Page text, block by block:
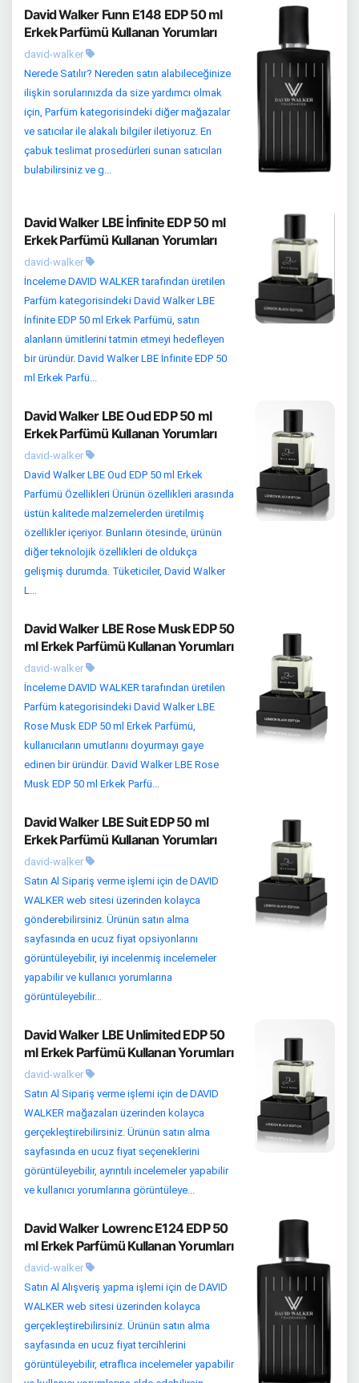
David Walker Funn E148 EDP 50 ml
Erkek Parfümü Kullanan Yorumları
david-walker
Nerede Satılır? Nereden satın alabileceğinize
ilişkin sorularınızda da size yardımcı olmak
için, Parfüm kategorisindeki diğer mağazalar
ve satıcılar ile alakalı bilgiler iletiyoruz. En
çabuk teslimat prosedürleri sunan satıcıları
bulabilirsiniz ve g...
David Walker LBE İnfinite EDP 50 ml
Erkek Parfümü Kullanan Yorumları
david-walker
İnceleme DAVID WALKER tarafından üretilen
Parfüm kategorisindeki David Walker LBE
İnfinite EDP 50 ml Erkek Parfümü, satın
alanların ümitlerini tatmin etmeyi hedefleyen
bir üründür. David Walker LBE İnfinite EDP 50
ml Erkek Parfü...
David Walker LBE Oud EDP 50 ml
Erkek Parfümü Kullanan Yorumları
david-walker
David Walker LBE Oud EDP 50 ml Erkek
Parfümü Özellikleri Ürünün özellikleri arasında
üstün kalitede malzemelerden üretilmiş
özellikler içeriyor. Bunların ötesinde, ürünün
diğer teknolojik özellikleri de oldukça
gelişmiş durumda. Tüketiciler, David Walker
L...
David Walker LBE Rose Musk EDP 50
ml Erkek Parfümü Kullanan Yorumları
david-walker
İnceleme DAVID WALKER tarafından üretilen
Parfüm kategorisindeki David Walker LBE
Rose Musk EDP 50 ml Erkek Parfümü,
kullanıcıların umutlarını doyurmayı gaye
edinen bir üründür. David Walker LBE Rose
Musk EDP 50 ml Erkek Parfü...
David Walker LBE Suit EDP 50 ml
Erkek Parfümü Kullanan Yorumları
david-walker
Satın Al Sipariş verme işlemi için de DAVID
WALKER web sitesi üzerinden kolayca
gönderebilirsiniz. Ürünün satın alma
sayfasında en ucuz fiyat opsiyonlarını
görüntüleyebilir, iyi incelenmiş incelemeler
yapabilir ve kullanıcı yorumlarına
görüntüleyebilir...
David Walker LBE Unlimited EDP 50
ml Erkek Parfümü Kullanan Yorumları
david-walker
Satın Al Sipariş verme işlemi için de DAVID
WALKER mağazaları üzerinden kolayca
gerçekleştirebilirsiniz. Ürünün satın alma
sayfasında en ucuz fiyat seçeneklerini
görüntüleyebilir, ayrıntılı incelemeler yapabilir
ve kullanıcı yorumlarına görüntüleye...
David Walker Lowrenc E124 EDP 50
ml Erkek Parfümü Kullanan Yorumları
david-walker
Satın Al Alışveriş yapma işlemi için de DAVID
WALKER web sitesi üzerinden kolayca
gerçekleştirebilirsiniz. Ürünün satın alma
sayfasında en ucuz fiyat tercihlerini
görüntüleyebilir, etraflıca incelemeler yapabilir